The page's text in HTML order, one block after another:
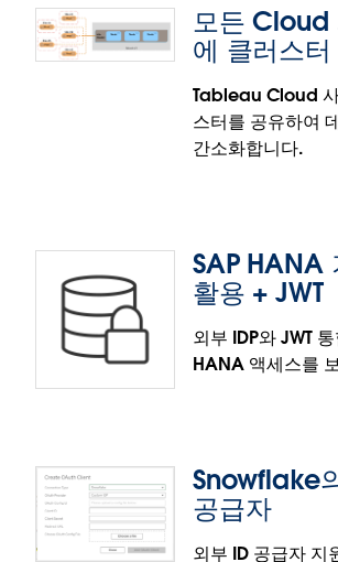
미치는지 빠르고 쉽게 확인할 수 있습
능이 AI로 지원됩니다. Pulse의 향상된
션, 출처 참조, 제안된 후속 질문을 제
적인 분석을 지원합니다. 웹과 모바일
엄 기능으로 제공됩니다.
OAuth를 사용하여 데이터
터에 액세스하도록 보장하여 보안을 강
서 최신 표준을 준수하십시오.
모든 Cloud
에 클러스
Tableau Cloud
스터를 공유하여
간소화합니다.
모든 Cloud 사이트 간에 클
할 수 있습니다. 모든 부서를 위한 관리
스터를 배포하여 비용을 절감하고 관리
시오.
SAP HANA
활용 + JWT
외부 IDP와 JWT
HANA 액세스를
SAP HANA 기존 IDP 활
SAP HANA에 대한 안전하고 중앙 집중
Snowflake
공급자
외부 ID 공급자 지